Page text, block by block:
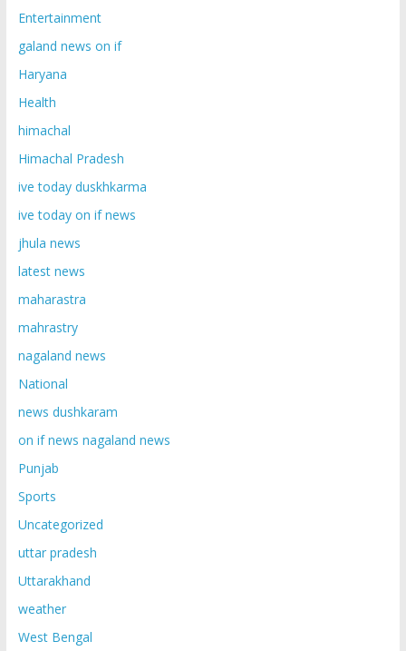
Entertainment
galand news on if
Haryana
Health
himachal
Himachal Pradesh
ive today duskhkarma
ive today on if news
jhula news
latest news
maharastra
mahrastry
nagaland news
National
news dushkaram
on if news nagaland news
Punjab
Sports
Uncategorized
uttar pradesh
Uttarakhand
weather
West Bengal